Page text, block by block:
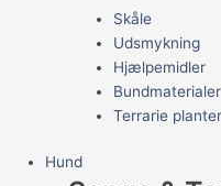
Skåle
Udsmykning
Hjælpemidler
Bundmaterialer
Terrarie planter
Hund